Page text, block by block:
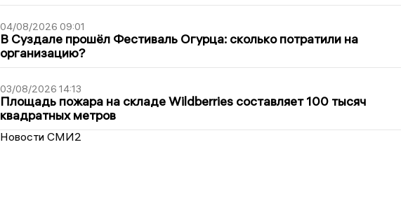
04/08/2026 09:01
В Суздале прошёл Фестиваль Огурца: сколько потратили на
организацию?
03/08/2026 14:13
Площадь пожара на складе Wildberries составляет 100 тысяч
квадратных метров
Новости СМИ2